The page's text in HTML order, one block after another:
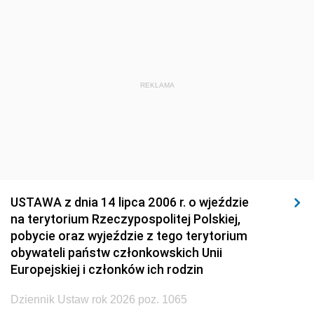
REKLAMA
USTAWA z dnia 14 lipca 2006 r. o wjeździe
na terytorium Rzeczypospolitej Polskiej,
pobycie oraz wyjeździe z tego terytorium
obywateli państw członkowskich Unii
Europejskiej i członków ich rodzin
Dziennik Ustaw rok 2026 poz. 1065